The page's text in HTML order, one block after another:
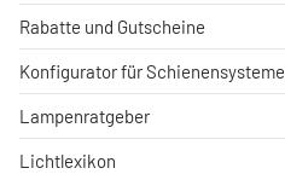
Rabatte und Gutscheine
Konfigurator für Schienensysteme
Lampenratgeber
Lichtlexikon